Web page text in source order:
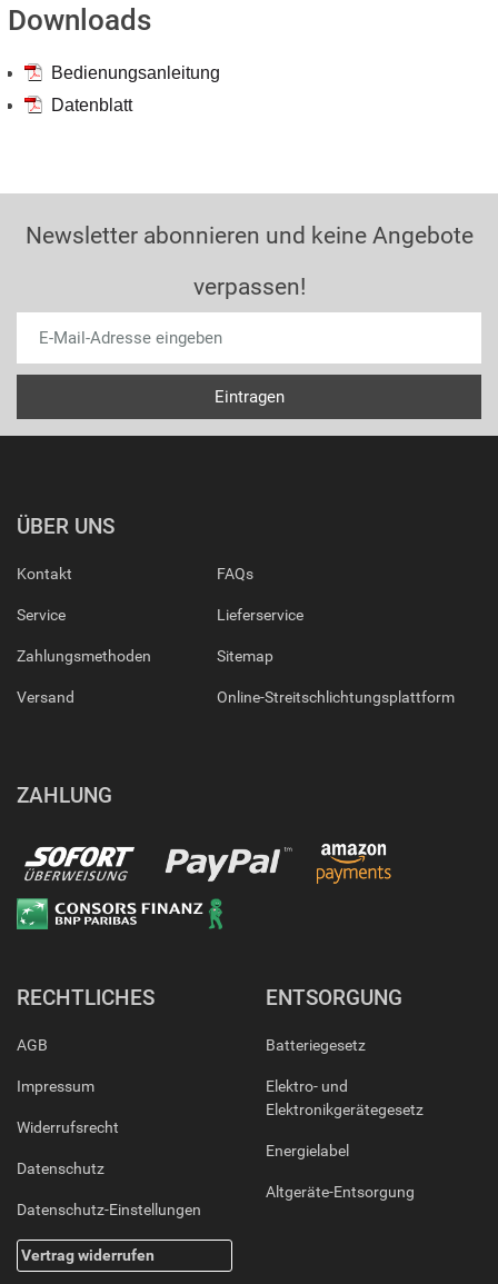
Downloads
Bedienungsanleitung
Datenblatt
Newsletter abonnieren und keine Angebote
verpassen!
ÜBER UNS
Kontakt
Service
Zahlungsmethoden
Versand
FAQs
Lieferservice
Sitemap
Online-Streitschlichtungsplattform
ZAHLUNG
RECHTLICHES
AGB
Impressum
Widerrufsrecht
Datenschutz
Datenschutz-Einstellungen
Vertrag widerrufen
ENTSORGUNG
Batteriegesetz
Elektro- und
Elektronikgerätegesetz
Energielabel
Altgeräte-Entsorgung